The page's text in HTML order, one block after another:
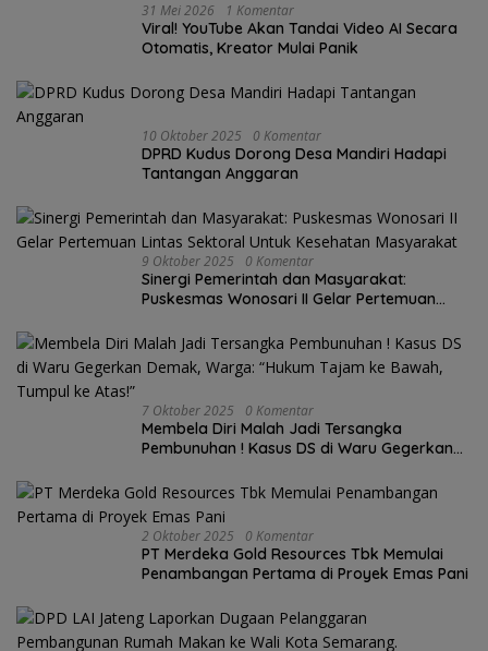
31 Mei 2026 1 Komentar
Viral! YouTube Akan Tandai Video AI Secara
Otomatis, Kreator Mulai Panik
10 Oktober 2025 0 Komentar
DPRD Kudus Dorong Desa Mandiri Hadapi
Tantangan Anggaran
9 Oktober 2025 0 Komentar
Sinergi Pemerintah dan Masyarakat:
Puskesmas Wonosari II Gelar Pertemuan
7 Oktober 2025 0 Komentar
Membela Diri Malah Jadi Tersangka
Pembunuhan ! Kasus DS di Waru Gegerkan
Tumpul ke Atas!”
2 Oktober 2025 0 Komentar
PT Merdeka Gold Resources Tbk Memulai
Penambangan Pertama di Proyek Emas Pani